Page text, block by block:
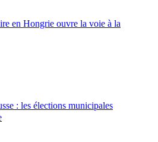
en Hongrie ouvre la voie à la
: les élections municipales